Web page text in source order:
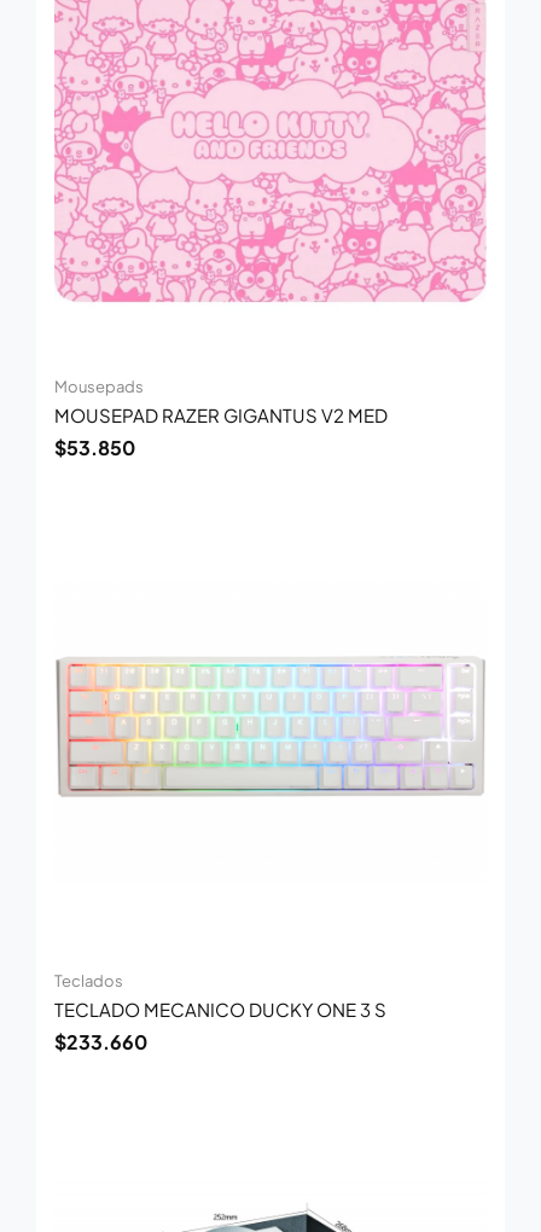
Mousepads
MOUSEPAD RAZER GIGANTUS V2 MED
$53.850
Teclados
TECLADO MECANICO DUCKY ONE 3 S
$233.660